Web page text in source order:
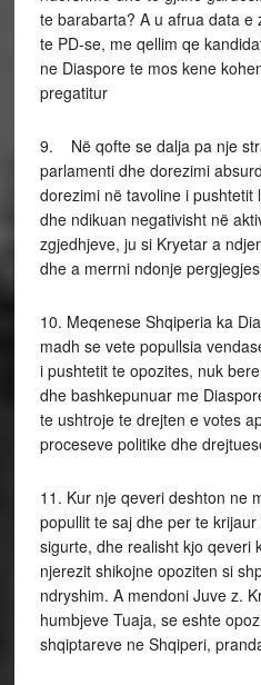
te barabarta? A u afrua data
te PD-se, me qellim qe
ne Diaspore te mos kene
pregatitur
9. Në qofte se dalja pa nje
parlamenti dhe dorezimi
dorezimi në tavoline i pushtetit
dhe ndikuan negativisht në
zgjedhjeve, ju si Kryetar a
dhe a merrni ndonje
10. Meqenese Shqiperia ka
madh se vete popullsia
i pushtetit te opozites, nuk
dhe bashkepunuar me
te ushtroje te drejten e votes
proceseve politike dhe
11. Kur nje qeveri deshton ne
popullit te saj dhe per te
sigurte, dhe realisht kjo qeveri
njerezit shikojne opoziten si
ndryshim. A mendoni Juve z.
humbjeve Tuaja, se eshte
shqiptareve ne Shqiperi,